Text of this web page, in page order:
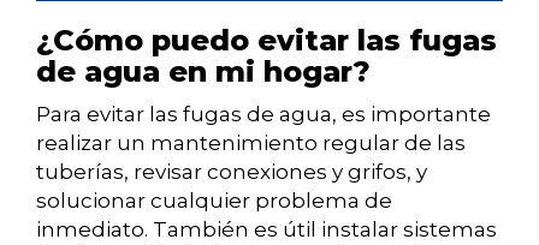
¿Cómo puedo evitar las fugas
de agua en mi hogar?
Para evitar las fugas de agua, es importante
realizar un mantenimiento regular de las
tuberías, revisar conexiones y grifos, y
solucionar cualquier problema de
inmediato. También es útil instalar sistemas